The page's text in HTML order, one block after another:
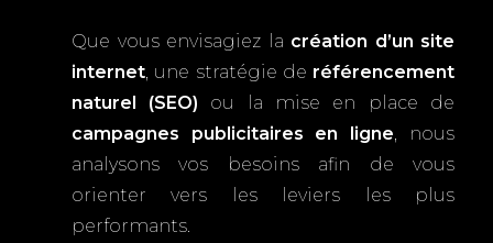
Que vous envisagiez la création d’un site
internet, une stratégie de référencement
naturel (SEO) ou la mise en place de
campagnes publicitaires en ligne, nous
analysons vos besoins afin de vous
orienter vers les leviers les plus
performants.